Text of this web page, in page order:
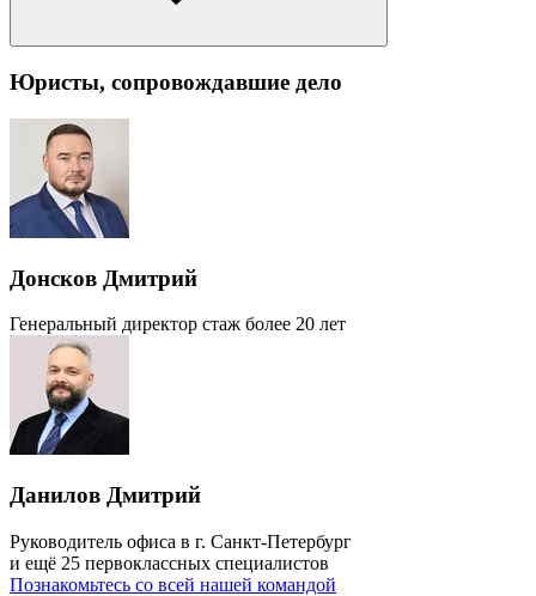
Юристы, сопровождавшие дело
Донсков Дмитрий
Генеральный директор стаж более 20 лет
Данилов Дмитрий
Руководитель офиса в г. Санкт-Петербург
и ещё 25 первоклассных специалистов
Познакомьтесь со всей нашей командой